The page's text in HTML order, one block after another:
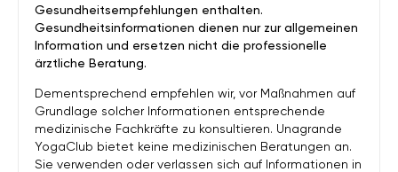
Gesundheitsempfehlungen enthalten.
Gesundheitsinformationen dienen nur zur allgemeinen
Information und ersetzen nicht die professionelle
ärztliche Beratung.
Dementsprechend empfehlen wir, vor Maßnahmen auf
Grundlage solcher Informationen entsprechende
medizinische Fachkräfte zu konsultieren. Unagrande
YogaClub bietet keine medizinischen Beratungen an.
Sie verwenden oder verlassen sich auf Informationen in